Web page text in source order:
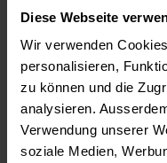
Diese Webseite
Wir verwenden
personalisieren,
zu können und die
analysieren.
Verwendung unserer
soziale Medien,
Masse/Gewicht
Gewicht in Gramm: 125 g